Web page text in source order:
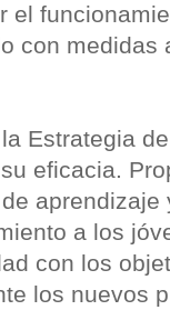
el
con medidas
Estrategia
eficacia.
a los
con los
los nuevos